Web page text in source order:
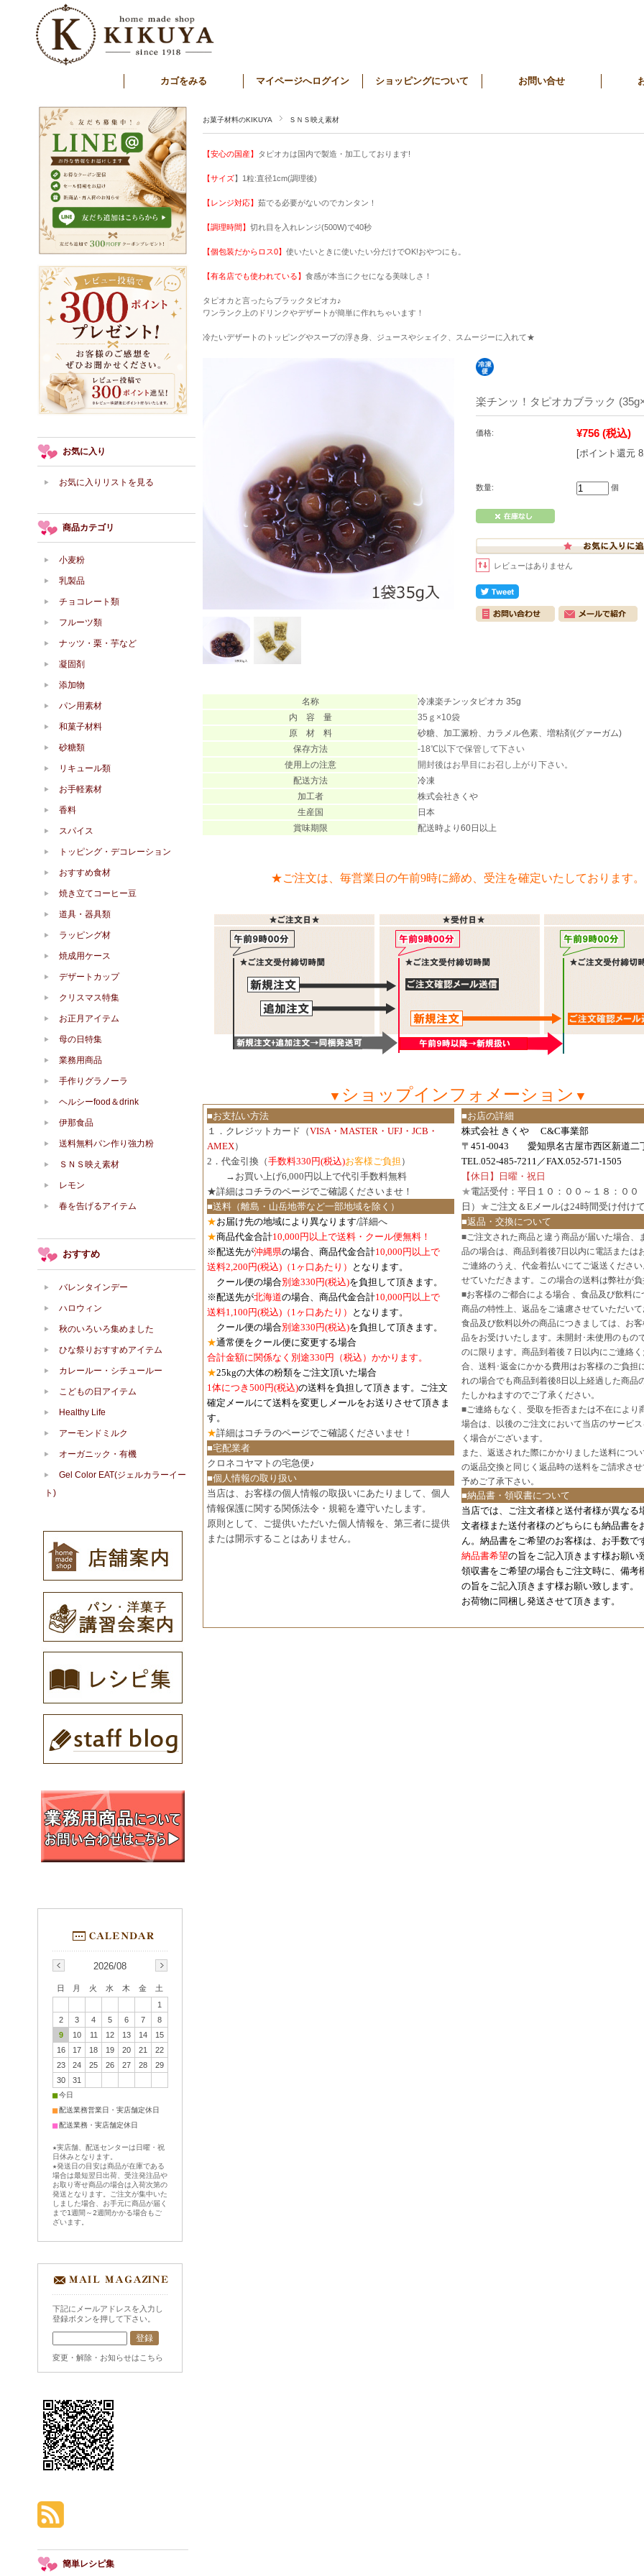
カゴをみる マイページへログイン ショッピングについて お問い合せ
お菓子材料のKIKUYA ＳＮＳ映え素材
【安心の国産】 タピオカは国内で製造・加工しております!
【サイズ】1粒:直径1cm(調理後)
【レンジ対応】 茹でる必要がないのでカンタン！
【調理時間】 切れ目を入れレンジ(500W)で40秒
【個包装だからロス0】 使いたいときに使いたい分だけでOK!おやつにも。
【有名店でも使われている】 食感が本当にクセになる美味しさ！
タピオカと言ったらブラックタピオカ♪
ワンランク上のドリンクやデザートが簡単に作れちゃいます！
冷たいデザートのトッピングやスープの浮き身、ジュースやシェイク、スムージーに入れて★
楽チンッ！タピオカブラック
価格: ¥756 (税込)
[ポイント還元
数量: 個
レビューはありません
名称
冷凍楽チンッタピオカ 35g
内 容 量
35ｇ×10袋
原 材 料
砂糖、加工澱粉、カラメル色素、増粘剤(グァーガム)
保存方法
-18℃以下で保管して下さい
使用上の注意
開封後はお早目にお召し上がり下さい。
配送方法
冷凍
加工者
株式会社きくや
生産国
日本
賞味期限
配送時より60日以上
★ご注文は、毎営業日の午前9時に締め、受注を確定いたしております。
▼ ショップインフォメーション ▼
■お支払い方法
１．クレジットカード（VISA・MASTER・UFJ・JCB・
AMEX）
2．代金引換（手数料330円(税込)お客様ご負担 ）
→お買い上げ6,000円以上で代引手数料無料
★詳細は コチラのページでご確認 くださいませ！
■送料（離島・山岳地帯など一部地域を除く）
★お届け先の地域により異なります/詳細へ
★商品代金合計10,000円以上で送料・クール便無料！
※配送先が沖縄県の場合、商品代金合計10,000円以上で
送料2,200円(税込)（1ヶ口あたり）
となります。
クール便の場合別途330円(税込)を負担して頂きます。
※配送先が北海道の場合、商品代金合計10,000円以上で
送料1,100円(税込) （1ヶ口あたり）
となります。
クール便の場合別途330円(税込)を負担して頂きます。
★通常便をクール便に変更する場合
合計金額に関係なく別途330円（税込）かかります。
★25kgの大体の粉類をご注文頂いた場合
1体につき500円(税込)の送料を負担して頂きます。ご注文
確定メールにて送料を変更しメールをお送りさせて頂きま
す。
★詳細は コチラのページでご確認 くださいませ！
■宅配業者
クロネコヤマトの宅急便♪
■個人情報の取り扱い
当店は、お客様の個人情報の取扱いにあたりまして、個人
情報保護に関する関係法令・規範を遵守いたします。
原則として、ご提供いただいた個人情報を、第三者に提供
または開示することはありません。
■お店の詳細
株式会社 きくや C&C事業部
〒451-0043 愛知県名古屋市西区新道二
TEL.052-485-7211／FAX.052-571-1505
【休日】日曜・祝日
★電話受付：平日１０：００～１８：００
日） ★ご注文＆Eメールは24時間受け付け
■返品・交換について
■ご注文された商品と違う商品が届いた場合、
品の場合は、商品到着後7日以内に電話または
ご連絡のうえ、代金着払いにてご返送くださ
せていただきます。この場合の送料は弊社が
■お客様のご都合による場合 、食品及び飲料
商品の特性上、返品をご遠慮させていただい
食品及び飲料以外の商品につきましては、お
品をお受けいたします。未開封･未使用のもの
のに限ります。商品到着後７日以内にご連絡
合、送料･返金にかかる費用はお客様のご負担
れの場合でも商品到着後8日以上経過した商品
たしかねますのでご了承ください。
■ご連絡もなく、受取を拒否または不在により
場合は、以後のご注文において当店のサービ
く場合がございます。
また、返送された際にかかりました送料につ
の返品交換と同じく返品時の送料をご請求さ
予めご了承下さい。
■納品書・領収書について
当店では、ご注文者様と送付者様が異なる
文者様また送付者様のどちらにも納品書を
ん。納品書をご希望のお客様は、お手数で
納品書希望の旨をご記入頂きます様お願い
領収書をご希望の場合もご注文時に、備考
の旨をご記入頂きます様お願い致します。
お荷物に同梱し発送させて頂きます。
お気に入り
お気に入りリストを見る
商品カテゴリ
小麦粉
乳製品
チョコレート類
フルーツ類
ナッツ・栗・芋など
凝固剤
添加物
パン用素材
和菓子材料
砂糖類
リキュール類
お手軽素材
香料
スパイス
トッピング・デコレーション
おすすめ食材
焼き立てコーヒー豆
道具・器具類
ラッピング材
焼成用ケース
デザートカップ
クリスマス特集
お正月アイテム
母の日特集
業務用商品
手作りグラノーラ
ヘルシーfood＆drink
伊那食品
送料無料パン作り強力粉
ＳＮＳ映え素材
レモン
春を告げるアイテム
おすすめ
バレンタインデー
ハロウィン
秋のいろいろ集めました
ひな祭りおすすめアイテム
カレールー・シチュールー
こどもの日アイテム
Healthy Life
アーモンドミルク
オーガニック・有機
Gel Color EAT(ジェルカラーイー
ト)
2026/08
日 月 火 水 木 金
土
1
2
3 4 5 6 7
8
9
10 11 12 13 14
15
16
17 18 19 20 21
22
23
24 25 26 27 28
29
30
31
■今日
■配送業務営業日・実店舗定休日
■配送業務・実店舗定休日
★実店舗、配送センターは日曜・祝
日休みとなります。
★発送日の目安は商品が在庫である
場合は最短翌日出荷、受注発注品や
お取り寄せ商品の場合は入荷次第の
発送となります。ご注文が集中いた
しました場合、お手元に商品が届く
まで1週間～2週間かかる場合もご
ざいます。
下記にメールアドレスを入力し
登録ボタンを押して下さい。
変更・解除・お知らせはこちら
簡単レシピ集